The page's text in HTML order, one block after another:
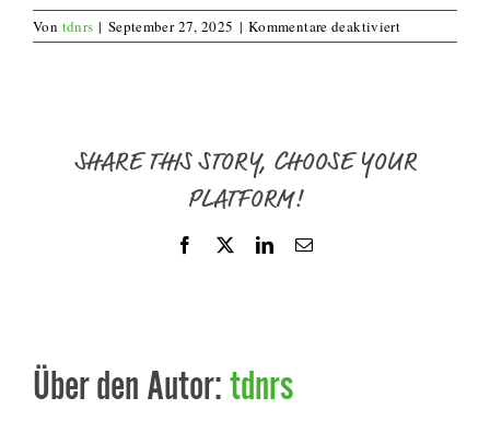
Von tdnrs | September 27, 2025 | Kommentare deaktiviertfür
Asiatische
SHARE THIS STORY, CHOOSE YOUR
PLATFORM!
Facebook LinkedIn
E-
Über den Autor: tdnrs